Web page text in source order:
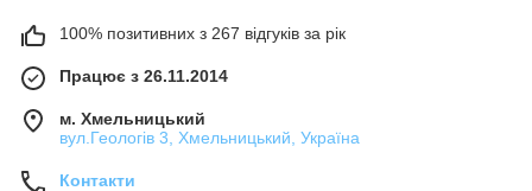
100% позитивних з 267 відгуків за рік
Працює з 26.11.2014
м. Хмельницький
вул.Геологів 3, Хмельницький, Україна
Контакти